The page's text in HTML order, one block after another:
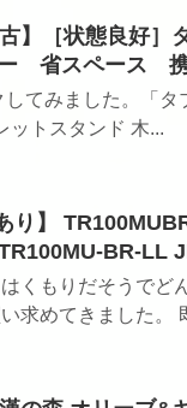
】［状態良好
省スペース
てみました。「
トスタンド 木...
り】
BR-LL
くもりだそうでど
求めてきました。